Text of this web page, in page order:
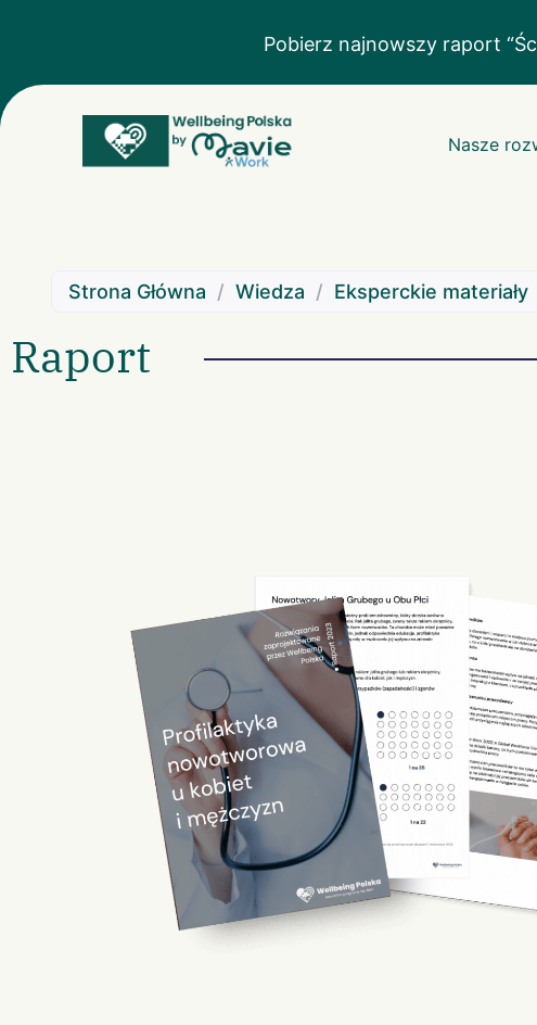
Pobierz najnowszy raport
Nasze
Strona Główna / Wiedza / Eksperckie materiały
Raport